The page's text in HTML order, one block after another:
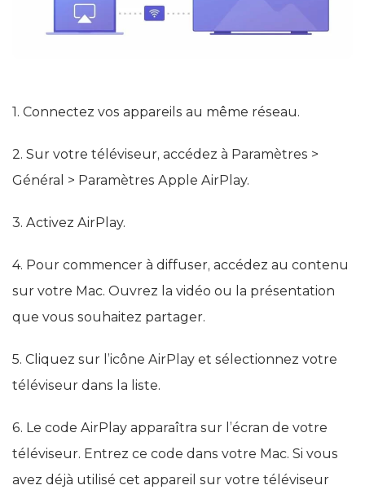
1. Connectez vos appareils au même réseau.
2. Sur votre téléviseur, accédez à Paramètres >
Général > Paramètres Apple AirPlay.
3. Activez AirPlay.
4. Pour commencer à diffuser, accédez au contenu
sur votre Mac. Ouvrez la vidéo ou la présentation
que vous souhaitez partager.
5. Cliquez sur l’icône AirPlay et sélectionnez votre
téléviseur dans la liste.
6. Le code AirPlay apparaîtra sur l’écran de votre
téléviseur. Entrez ce code dans votre Mac. Si vous
avez déjà utilisé cet appareil sur votre téléviseur